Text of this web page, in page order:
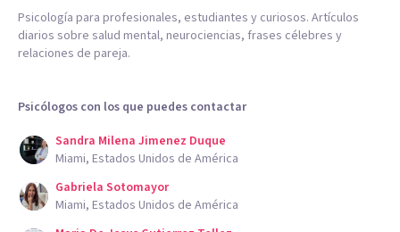
Psicología para profesionales, estudiantes y curiosos. Artículos
diarios sobre salud mental, neurociencias, frases célebres y
relaciones de pareja.
Psicólogos con los que puedes contactar
Sandra Milena Jimenez Duque
Miami, Estados Unidos de América
Gabriela Sotomayor
Miami, Estados Unidos de América